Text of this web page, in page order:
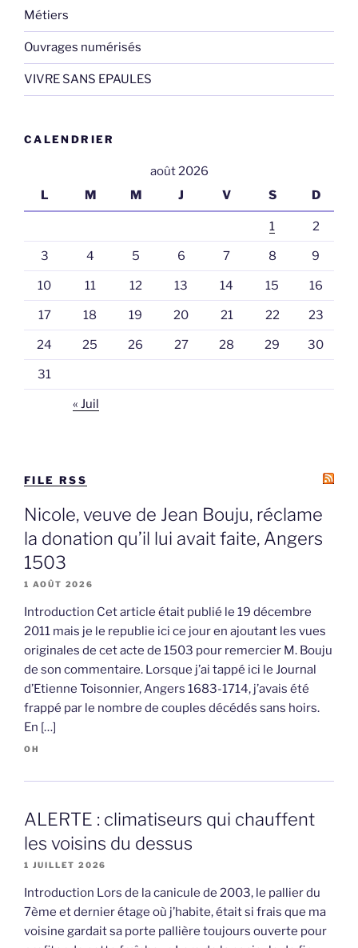
Métiers
Ouvrages numérisés
VIVRE SANS EPAULES
CALENDRIER
août 2026
L
M M J V S D
1 2
3 4 5 6 7 8 9
10 11 12 13 14 15 16
17 18 19 20 21 22 23
24 25 26 27 28 29 30
31
« Juil
FILE RSS
Nicole, veuve de Jean Bouju, réclame
la donation qu’il lui avait faite, Angers
1503
1 AOÛT 2026
Introduction Cet article était publié le 19 décembre
2011 mais je le republie ici ce jour en ajoutant les vues
originales de cet acte de 1503 pour remercier M. Bouju
de son commentaire. Lorsque j’ai tappé ici le Journal
d’Etienne Toisonnier, Angers 1683-1714, j’avais été
frappé par le nombre de couples décédés sans hoirs.
En […]
OH
ALERTE : climatiseurs qui chauffent
les voisins du dessus
1 JUILLET 2026
Introduction Lors de la canicule de 2003, le pallier du
7ème et dernier étage où j’habite, était si frais que ma
voisine gardait sa porte pallière toujours ouverte pour